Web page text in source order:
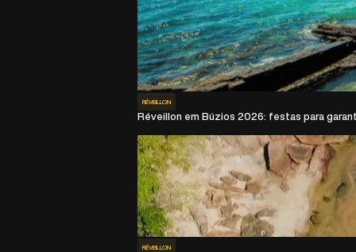
RÉVEILLON
Réveillon em Búzios 2026: festas para
RÉVEILLON